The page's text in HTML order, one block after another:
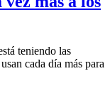
teniendo las
cada día más para